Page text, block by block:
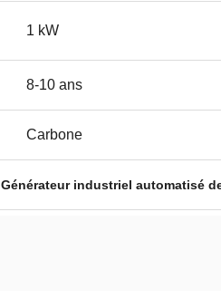
1 kW
8-10 ans
Carbone
Générateur industriel automatisé